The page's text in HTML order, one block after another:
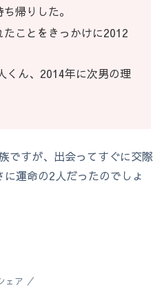
帰りした。
ことをきっかけに2012
くん、2014年に次男の理
ですが、出会ってすぐに交際
運命の2人だったのでしょ
ェア